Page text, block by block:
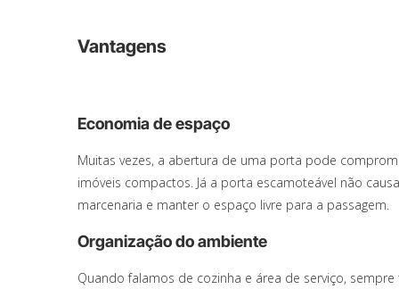
Vantagens
Economia de espaço
Muitas vezes, a abertura de uma porta pode
imóveis compactos. Já a porta escamoteável não
marcenaria e manter o espaço livre para a passagem.
Organização do ambiente
Quando falamos de cozinha e área de serviço,